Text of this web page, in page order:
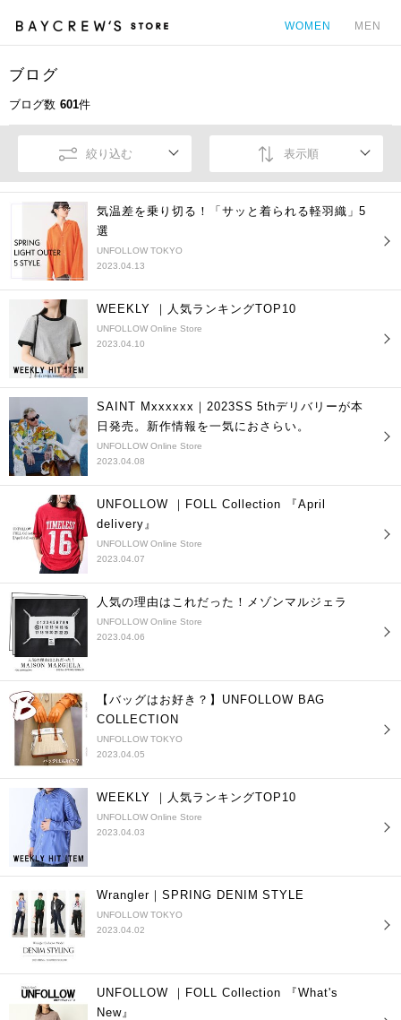
WOMEN MEN
ブログ
ブログ数 601件
絞り込む 表示順
気温差を乗り切る！「サッと着られる軽羽織」5
選
UNFOLLOW TOKYO
2023.04.13
WEEKLY ｜人気ランキングTOP10
UNFOLLOW Online Store
2023.04.10
SAINT Mxxxxxx｜2023SS 5thデリバリーが本
日発売。新作情報を一気におさらい。
UNFOLLOW Online Store
2023.04.08
UNFOLLOW ｜FOLL Collection 『April
delivery』
UNFOLLOW Online Store
2023.04.07
人気の理由はこれだった！メゾンマルジェラ
UNFOLLOW Online Store
2023.04.06
【バッグはお好き？】UNFOLLOW BAG
COLLECTION
UNFOLLOW TOKYO
2023.04.05
WEEKLY ｜人気ランキングTOP10
UNFOLLOW Online Store
2023.04.03
Wrangler｜SPRING DENIM STYLE
UNFOLLOW TOKYO
2023.04.02
UNFOLLOW ｜FOLL Collection 『What's
New』